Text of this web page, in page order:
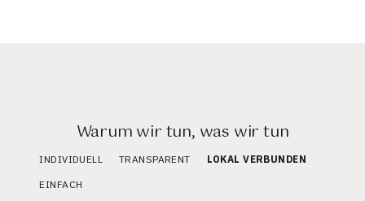
Warum wir tun, was wir tun
INDIVIDUELL TRANSPARENT LOKAL VERBUNDEN
EINFACH